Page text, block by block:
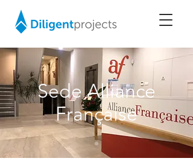
Sede Alliance
Française